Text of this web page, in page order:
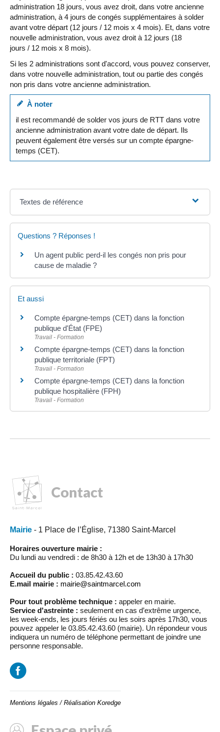
administration 18 jours, vous avez droit, dans votre ancienne
administration, à 4 jours de congés supplémentaires à solder
avant votre départ (12 jours / 12 mois x 4 mois). Et, dans votre
nouvelle administration, vous avez droit à 12 jours (18
jours / 12 mois x 8 mois).
Si les 2 administrations sont d'accord, vous pouvez conserver,
dans votre nouvelle administration, tout ou partie des congés
non pris dans votre ancienne administration.
À noter
il est recommandé de solder vos jours de RTT dans votre
ancienne administration avant votre date de départ. Ils
peuvent également être versés sur un compte épargne-
temps (CET).
Textes de référence
Questions ? Réponses !
Un agent public perd-il les congés non pris pour
cause de maladie ?
Et aussi
Compte épargne-temps (CET) dans la fonction
publique d'État (FPE)
Travail - Formation
Compte épargne-temps (CET) dans la fonction
publique territoriale (FPT)
Travail - Formation
Compte épargne-temps (CET) dans la fonction
publique hospitalière (FPH)
Travail - Formation
Contact
Mairie - 1 Place de l’Église, 71380 Saint-Marcel
Horaires ouverture mairie :
Du lundi au vendredi : de 8h30 à 12h et de 13h30 à 17h30
Accueil du public : 03.85.42.43.60
E.mail mairie : mairie@saintmarcel.com
Pour tout problème technique : appeler en mairie.
Service d'astreinte : seulement en cas d’extrême urgence,
les week-ends, les jours fériés ou les soirs après 17h30, vous
pouvez appeler le 03.85.42.43.60 (mairie). Un répondeur vous
indiquera un numéro de téléphone permettant de joindre une
personne responsable.
Mentions légales / Réalisation Koredge